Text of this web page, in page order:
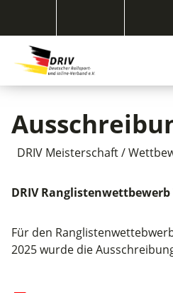
DRIV Meisterschaft /
DRIV
Für den
2025 wurde die